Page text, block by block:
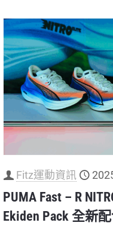
Fitz運動資訊
PUMA Fast – R
Ekiden Pack 全新